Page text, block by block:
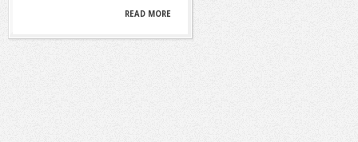
READ MORE